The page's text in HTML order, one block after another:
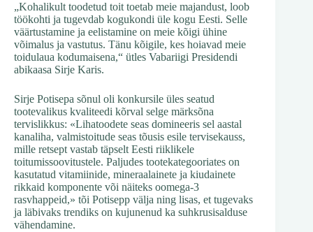
„Kohalikult toodetud toit toetab meie majandust, loob
töökohti ja tugevdab kogukondi üle kogu Eesti. Selle
väärtustamine ja eelistamine on meie kõigi ühine
võimalus ja vastutus. Tänu kõigile, kes hoiavad meie
toidulaua kodumaisena,“ ütles Vabariigi Presidendi
abikaasa Sirje Karis.
Sirje Potisepa sõnul oli konkursile üles seatud
tootevalikus kvaliteedi kõrval selge märksõna
tervislikkus: «Lihatoodete seas domineeris sel aastal
kanaliha, valmistoitude seas tõusis esile tervisekauss,
mille retsept vastab täpselt Eesti riiklikele
toitumissoovitustele. Paljudes tootekategooriates on
kasutatud vitamiinide, mineraalainete ja kiudainete
rikkaid komponente või näiteks oomega-3
rasvhappeid,» tõi Potisepp välja ning lisas, et tugevaks
ja läbivaks trendiks on kujunenud ka suhkrusisalduse
vähendamine.